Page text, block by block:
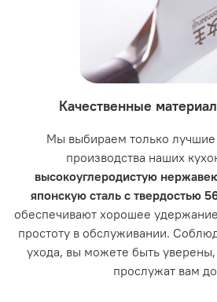
Качественные
Мы выбираем только
производства наших
высокоуглеродистую
японскую сталь с твердостью
обеспечивают хорошее
простоту в обслуживании.
ухода, вы можете быть
прослужат вам